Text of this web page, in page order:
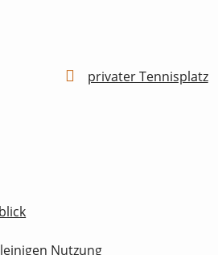
privater Tennisplatz
Nutzung